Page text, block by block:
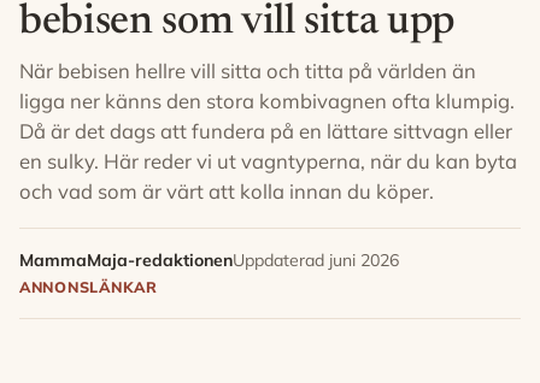
bebisen som vill sitta upp
När bebisen hellre vill sitta och titta på världen än
ligga ner känns den stora kombivagnen ofta klumpig.
Då är det dags att fundera på en lättare sittvagn eller
en sulky. Här reder vi ut vagntyperna, när du kan byta
och vad som är värt att kolla innan du köper.
MammaMaja-redaktionenUppdaterad juni 2026
ANNONSLÄNKAR